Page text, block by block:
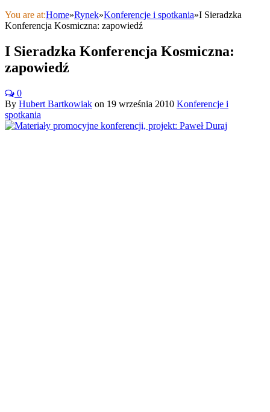
You are at:Home»Rynek»Konferencje i spotkania»I Sieradzka
Konferencja Kosmiczna: zapowiedź
I Sieradzka Konferencja Kosmiczna:
zapowiedź
0
By Hubert Bartkowiak on 19 września 2010 Konferencje i
spotkania